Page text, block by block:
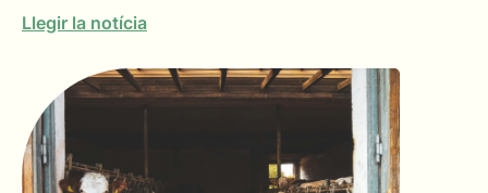
Llegir la notícia